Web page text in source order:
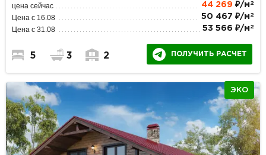
цена сейчас 44 269 ₽/м 2
Цена с 16.08 50 467 ₽/м 2
Цена с 31.08 53 566 ₽/м 2
5 3 2 ПОЛУЧИТЬ РАСЧЕТ
ЭКО